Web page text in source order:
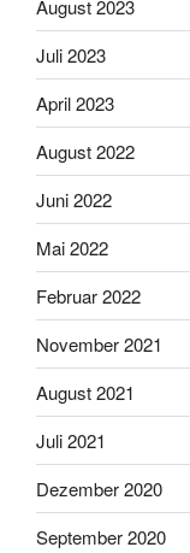
August 2023
Juli 2023
April 2023
August 2022
Juni 2022
Mai 2022
Februar 2022
November 2021
August 2021
Juli 2021
Dezember 2020
September 2020